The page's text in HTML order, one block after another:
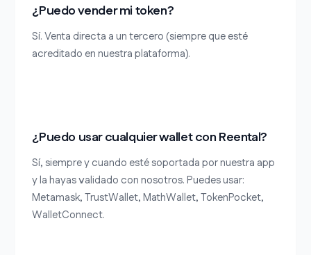
¿Puedo vender mi token?
Sí. Venta directa a un tercero (siempre que esté
acreditado en nuestra plataforma).
¿Puedo usar cualquier wallet con Reental?
Sí, siempre y cuando esté soportada por nuestra app
y la hayas validado con nosotros. Puedes usar:
Metamask, TrustWallet, MathWallet, TokenPocket,
WalletConnect.